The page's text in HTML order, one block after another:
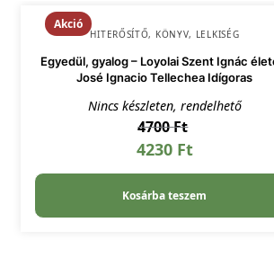
Akció
HITERŐSÍTŐ, KÖNYV, LELKISÉG
Egyedül, gyalog – Loyolai Szent Ignác
José Ignacio Tellechea Idígoras
Nincs készleten, rendelhető
4700Ft
4230 Ft
Kosárba teszem